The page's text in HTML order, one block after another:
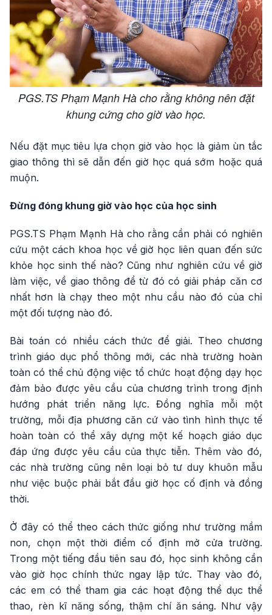
PGS.TS Phạm Mạnh Hà cho rằng không nên đặt
khung cứng cho giờ vào học.
Nếu đặt mục tiêu lựa chọn giờ vào học là giảm ùn tắc
giao thông thì sẽ dẫn đến giờ học quá sớm hoặc quá
muộn.
Đừng đóng khung giờ vào học của học sinh
PGS.TS Phạm Mạnh Hà cho rằng cần phải có nghiên
cứu một cách khoa học về giờ học liên quan đến sức
khỏe học sinh thế nào? Cũng như nghiên cứu về giờ
làm việc, về giao thông để từ đó có giải pháp căn cơ
nhất hơn là chạy theo một nhu cầu nào đó của chỉ
một đối tượng nào đó.
Bài toán có nhiều cách thức để giải. Theo chương
trình giáo dục phổ thông mới, các nhà trường hoàn
toàn có thể chủ động việc tổ chức hoạt động dạy học
đảm bảo được yêu cầu của chương trình trong định
hướng phát triển năng lực. Đồng nghĩa mỗi một
trường, mỗi địa phương căn cứ vào tình hình thực tế
hoàn toàn có thể xây dựng một kế hoạch giáo dục
đáp ứng được yêu cầu của thực tiễn. Thêm vào đó,
các nhà trường cũng nên loại bỏ tư duy khuôn mẫu
như việc buộc phải bắt đầu giờ học cố định và đồng
thời.
Ở đây có thể theo cách thức giống như trường mầm
non, chọn một thời điểm cố định mở cửa trường.
Trong một tiếng đầu tiên sau đó, học sinh không cần
vào giờ học chính thức ngay lập tức. Thay vào đó,
các em có thể tham gia các hoạt động thể dục thể
thao, rèn kĩ năng sống, thậm chí ăn sáng. Như vậy